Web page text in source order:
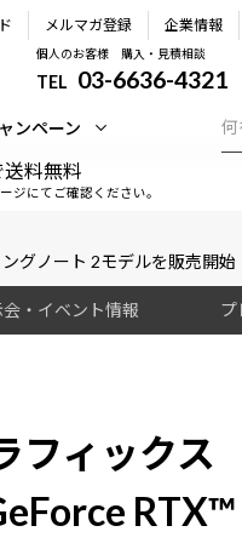
メルマガ登録 企業情報
個人のお客様 購入・見積相談
TEL 03-6636-4321
ンペーン
料無料
ジにてご確認ください。
グノート 2モデルを販売開始
会・イベント情報 プ
フィックス